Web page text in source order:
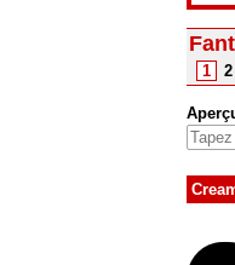
1 2